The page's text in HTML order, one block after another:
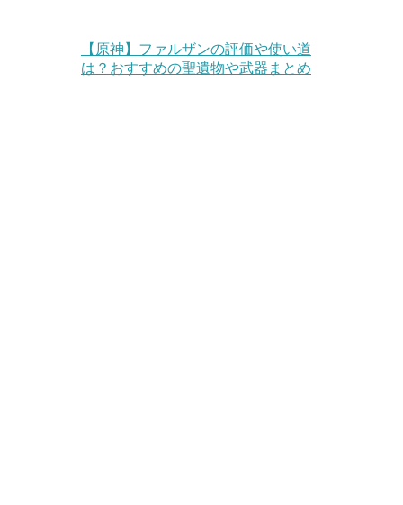
【原神】ファルザンの評価や使い道
は？おすすめの聖遺物や武器まとめ